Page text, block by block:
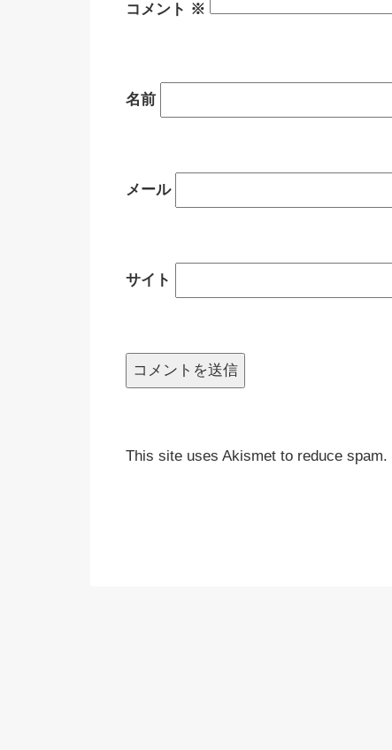
コメント ※
名前
メール
サイト
This site uses Akismet to reduce spam.